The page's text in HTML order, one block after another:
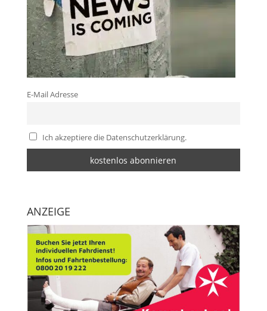
E-Mail Adresse
Ich akzeptiere die Datenschutzerklärung.
ANZEIGE